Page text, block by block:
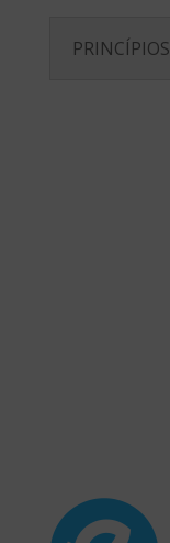
PRINCÍPIOS